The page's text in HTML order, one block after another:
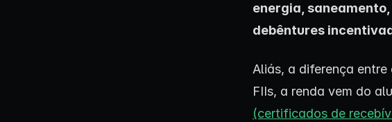
energia,
debêntures
Aliás, a diferença
FIIs, a renda vem do
(certificados de